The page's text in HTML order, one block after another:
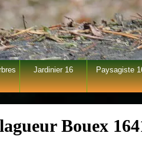
Jardinier 16 Paysagiste
Bouex